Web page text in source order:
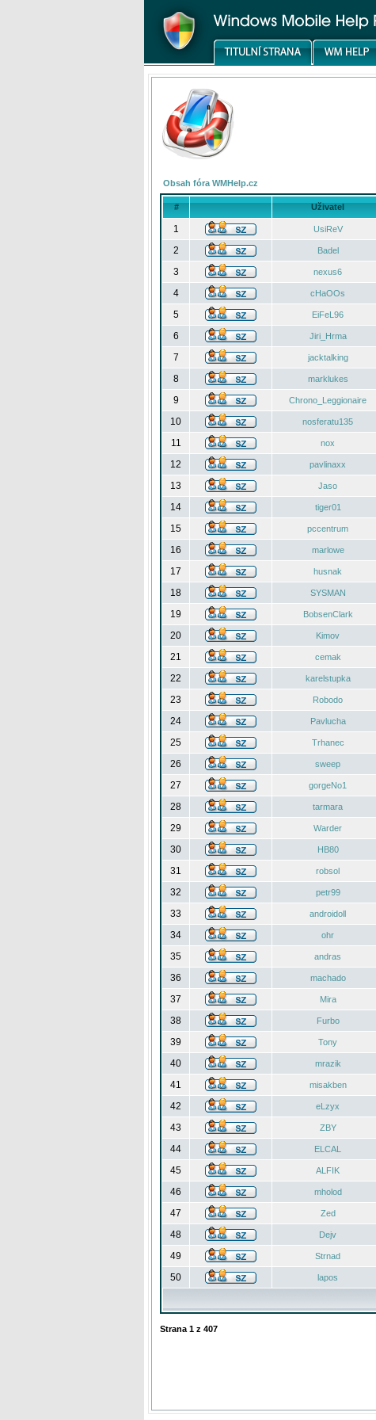
Obsah fóra WMHelp.cz
# Uživatel
1 UsiReV
2
Badel
3
nexus6
4
cHaOOs
5
EiFeL96
6
Jiri_Hrma
7
jacktalking
8
marklukes
9
Chrono_Leggionaire
10
nosferatu135
11
nox
12
pavlinaxx
13
Jaso
14
tiger01
15
pccentrum
16
marlowe
17
husnak
18
SYSMAN
19
BobsenClark
20
Kimov
21
cemak
22
karelstupka
23
Robodo
24
Pavlucha
25
Trhanec
26
sweep
27
gorgeNo1
28
tarmara
29
Warder
30
HB80
31
robsol
32
petr99
33
androidoll
34
ohr
35
andras
36
machado
37
Mira
38
Furbo
39
Tony
40
mrazik
41
misakben
42
eLzyx
43
ZBY
44
ELCAL
45
ALFIK
46
mholod
47
Zed
48
Dejv
49
Strnad
50
lapos
Strana 1 z 407